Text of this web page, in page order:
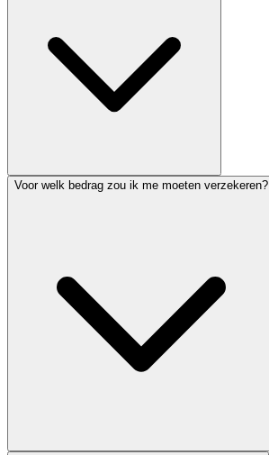
Voor welk bedrag zou ik me moeten verzekeren?